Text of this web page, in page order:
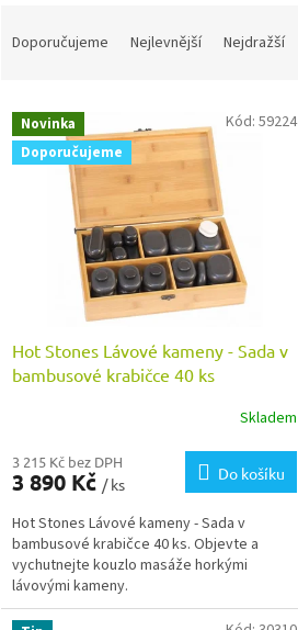
p
Doporučujeme Nejlevnější Nejdražší
V
p
Novinka
Doporučujeme
Hot Stones Lávové kameny - Sada v
bambusové krabičce 40 ks
Skladem
3 215 Kč bez DPH
3 890 Kč / ks
Do košíku
Hot Stones Lávové kameny - Sada v
bambusové krabičce 40 ks. Objevte a
vychutnejte kouzlo masáže horkými
lávovými kameny.
Kód: 59224